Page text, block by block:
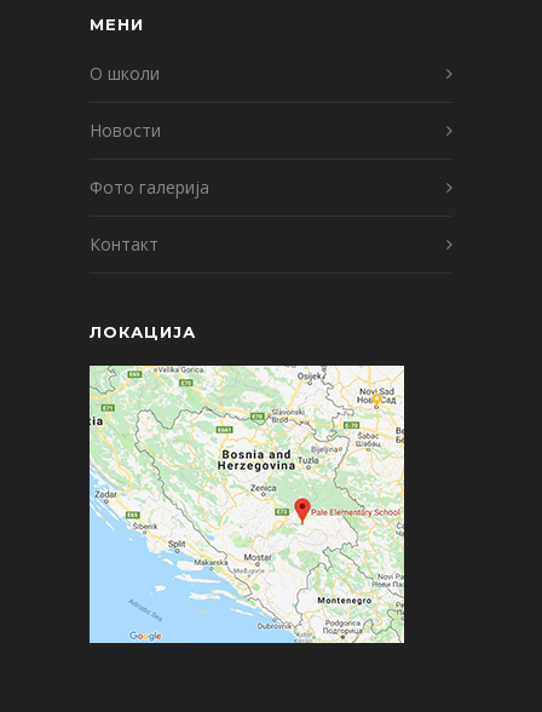
МЕНИ
О школи
Новости
Фото галерија
Контакт
ЛОКАЦИЈА